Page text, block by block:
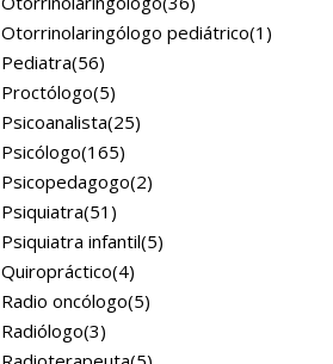
Otorrinolaringólogo pediátrico(1)
Pediatra(56)
Proctólogo(5)
Psicoanalista(25)
Psicólogo(165)
Psicopedagogo(2)
Psiquiatra(51)
Psiquiatra infantil(5)
Quiropráctico(4)
Radio oncólogo(5)
Radiólogo(3)